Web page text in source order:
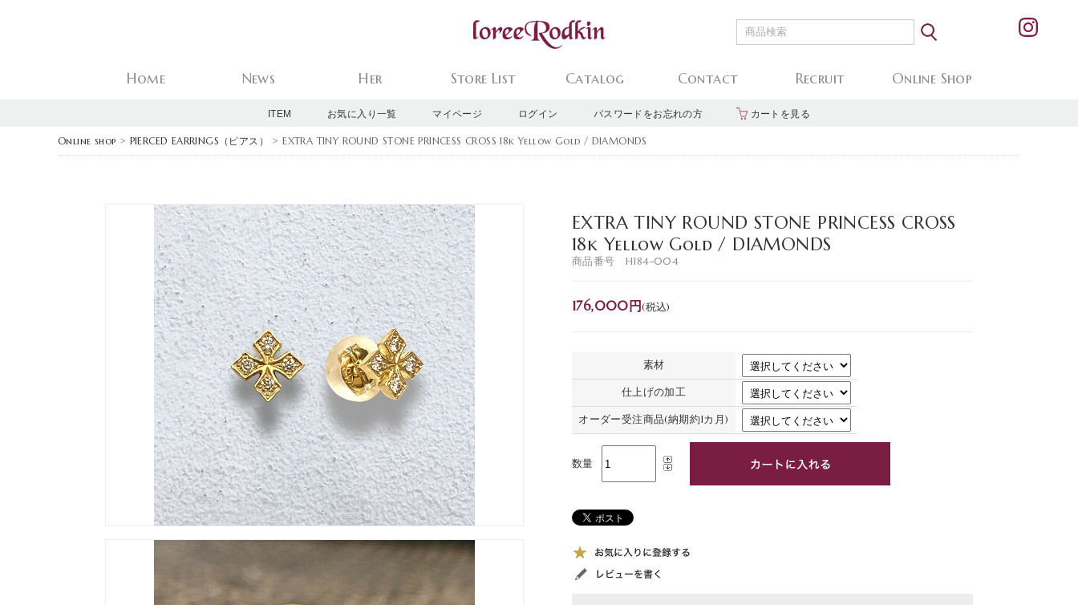
Home News Her Store List Catalog Contact Recruit Online Shop
ITEM お気に入り一覧 マイページ ログイン パスワードをお忘れの方 カートを見る
Online shop > PIERCED EARRINGS（ピアス） > EXTRA TINY ROUND STONE PRINCESS CROSS 18k Yellow Gold / DIAMONDS
EXTRA TINY ROUND STONE PRINCESS CROSS
18k Yellow Gold / DIAMONDS
商品番号 H184-004
176,000円(税込)
素材
仕上げの加工
オーダー受注商品(納期約1カ月)
数量